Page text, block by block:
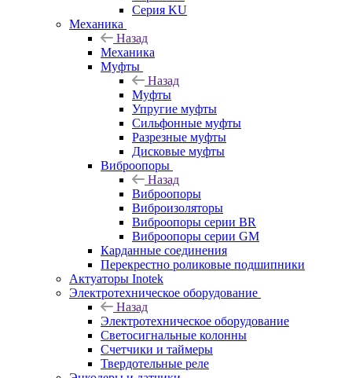
Серия KU
Механика
Назад
Механика
Муфты
Назад
Муфты
Упругие муфты
Сильфонные муфты
Разрезные муфты
Дисковые муфты
Виброопоры
Назад
Виброопоры
Виброизоляторы
Виброопоры серии BR
Виброопоры серии GM
Карданные соединения
Перекрестно роликовые подшипники
Актуаторы Inotek
Электротехническое оборудование
Назад
Электротехническое оборудование
Светосигнальные колонны
Счетчики и таймеры
Твердотельные реле